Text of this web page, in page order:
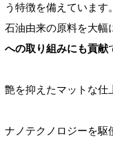
う特徴を備えています。
石油由来の原料を大幅
への取り組みにも貢献
艶を抑えたマットな仕
ナノテクノロジーを駆